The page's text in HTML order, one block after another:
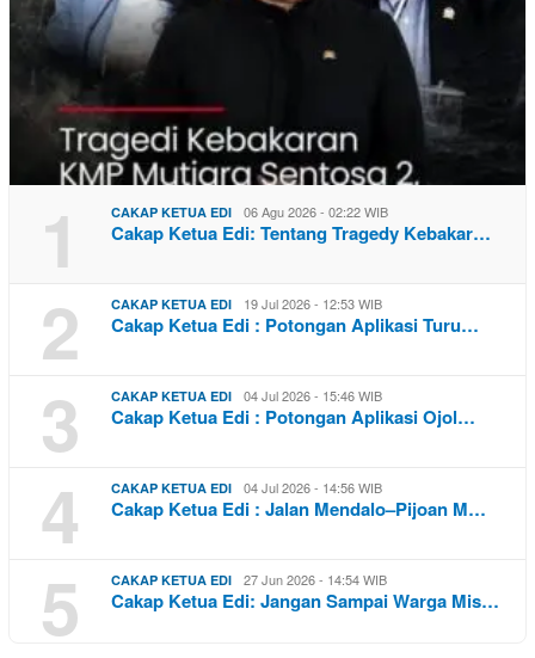
1 CAKAP KETUA EDI 06 Agu 2026 - 02:22 WIB
Cakap Ketua Edi: Tentang Tragedy Kebakar…
2 CAKAP KETUA EDI 19 Jul 2026 - 12:53 WIB
Cakap Ketua Edi : Potongan Aplikasi Turu…
3 CAKAP KETUA EDI 04 Jul 2026 - 15:46 WIB
Cakap Ketua Edi : Potongan Aplikasi Ojol…
4 CAKAP KETUA EDI 04 Jul 2026 - 14:56 WIB
Cakap Ketua Edi : Jalan Mendalo–Pijoan M…
5 CAKAP KETUA EDI 27 Jun 2026 - 14:54 WIB
Cakap Ketua Edi: Jangan Sampai Warga Mis…